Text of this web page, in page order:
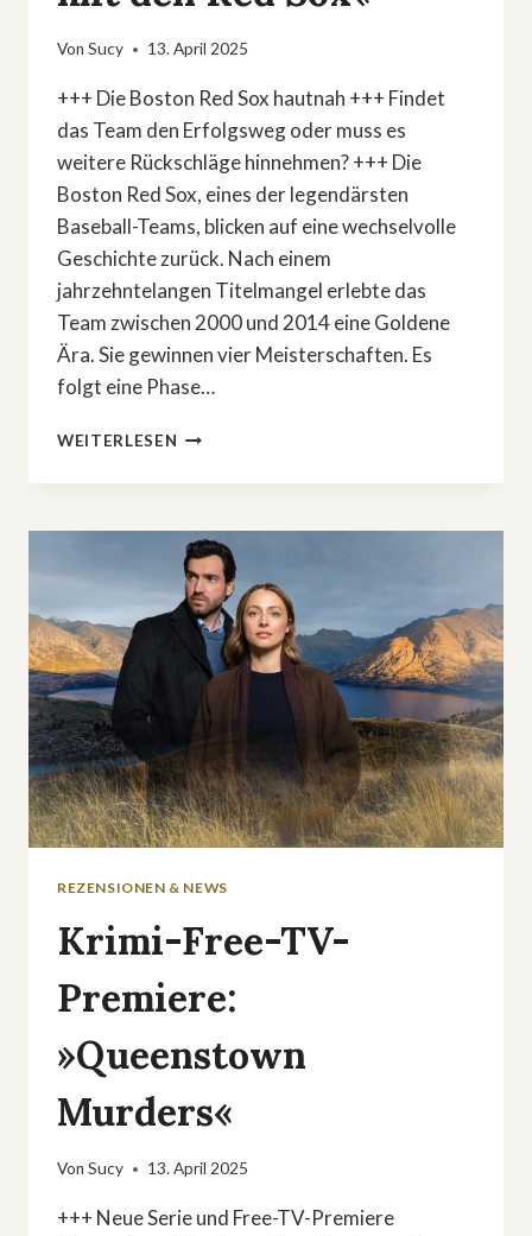
Von Sucy 13. April 2025
+++ Die Boston Red Sox hautnah +++ Findet
das Team den Erfolgsweg oder muss es
weitere Rückschläge hinnehmen? +++ Die
Boston Red Sox, eines der legendärsten
Baseball-Teams, blicken auf eine wechselvolle
Geschichte zurück. Nach einem
jahrzehntelangen Titelmangel erlebte das
Team zwischen 2000 und 2014 eine Goldene
Ära. Sie gewinnen vier Meisterschaften. Es
folgt eine Phase…
WEITERLESEN NETFLIX-
»THE
EIN
JAHR
MIT
DEN
RED
SOX«
REZENSIONEN & NEWS
Krimi-Free-TV-
Premiere:
»Queenstown
Murders«
Von Sucy 13. April 2025
+++ Neue Serie und Free-TV-Premiere